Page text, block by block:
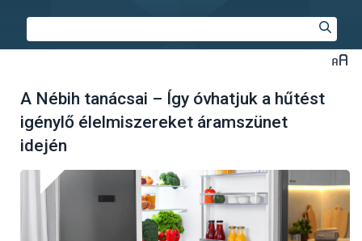
A Nébih tanácsai – Így óvhatjuk a hűtést
igénylő élelmiszereket áramszünet
idején